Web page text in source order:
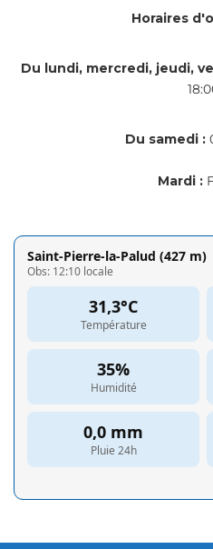
Horaires
Du lundi, mercredi, jeudi,
Du samedi :
Mardi :